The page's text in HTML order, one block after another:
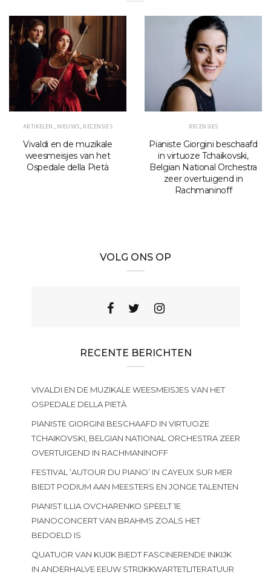
ARTIKELEN ,NIEUWS,RECENSIES
Vivaldi en de muzikale
weesmeisjes van het
Ospedale della Pietà
RECENSIES
Pianiste Giorgini beschaafd
in virtuoze Tchaikovski,
Belgian National Orchestra
zeer overtuigend in
Rachmaninoff
VOLG ONS OP
RECENTE BERICHTEN
VIVALDI EN DE MUZIKALE WEESMEISJES VAN HET
OSPEDALE DELLA PIETÀ
PIANISTE GIORGINI BESCHAAFD IN VIRTUOZE
TCHAIKOVSKI, BELGIAN NATIONAL ORCHESTRA ZEER
OVERTUIGEND IN RACHMANINOFF
FESTIVAL ‘AUTOUR DU PIANO’ IN CAYEUX SUR MER
BIEDT PODIUM AAN MEESTERS EN JONGE TALENTEN
PIANIST ILLIA OVCHARENKO SPEELT 1E
PIANOCONCERT VAN BRAHMS ZOALS HET
BEDOELD IS
QUATUOR VAN KUIJK BIEDT FASCINERENDE INKIJK
IN ANDERHALVE EEUW STRIJKKWARTETLITERATUUR